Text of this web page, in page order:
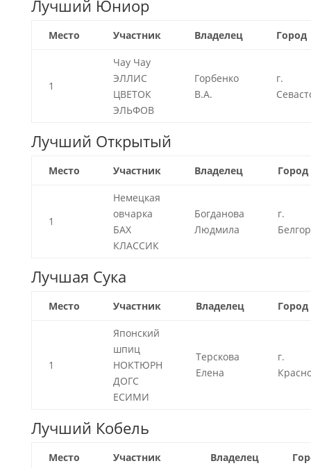
Лучший Юниор
Место Участник Владелец Город
1
Чау Чау
ЭЛЛИС
ЦВЕТОК
ЭЛЬФОВ
Горбенко
В.А.
г.
Лучший Открытый
Место Участник Владелец Город
1
Немецкая
овчарка
БАХ
КЛАССИК
Богданова
Людмила
г.
Лучшая Сука
Место Участник Владелец Город
1
Японский
шпиц
НОКТЮРН
ДОГС
ЕСИМИ
Терскова
Елена
г.
Лучший Кобель
Место Участник Владелец